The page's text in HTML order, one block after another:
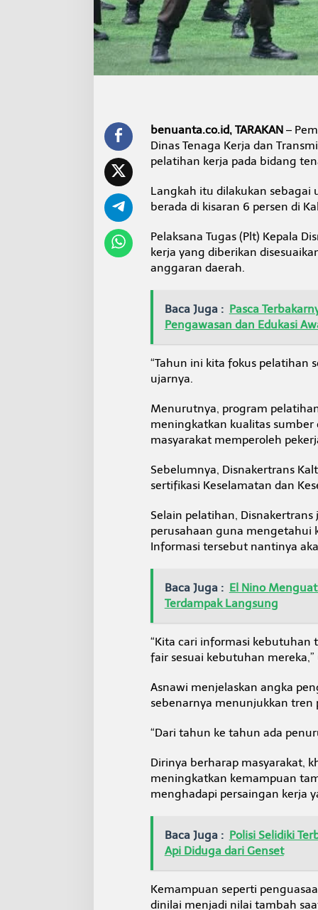
n
s
K
a
l
a
k
a
u
k
P
a
h
a
e
t
y
benuanta.co.id, TARAKAN–
Dinas Tenaga Kerja dan
pelatihan kerja pada bidang
Langkah itu dilakukan sebagai
berada di kisaran 6 persen di
Pelaksana Tugas (Plt) Kepala
kerja yang diberikan
anggaran daerah.
Baca Juga : Pasca
Pengawasan dan Edukasi
“Tahun ini kita fokus pelatihan
ujarnya.
Menurutnya, program
meningkatkan kualitas sumber
masyarakat memperoleh
Sebelumnya, Disnakertrans
sertifikasi Keselamatan dan
Selain pelatihan,
perusahaan guna mengetahui
Informasi tersebut nantinya
Baca Juga : El Nino
Terdampak Langsung
“Kita cari informasi kebutuhan
fair sesuai kebutuhan mereka,”
Asnawi menjelaskan angka
sebenarnya menunjukkan
“Dari tahun ke tahun ada
Dirinya berharap masyarakat,
meningkatkan kemampuan
menghadapi persaingan kerja
Baca Juga : Polisi Selidiki
Api Diduga dari Genset
Kemampuan seperti
dinilai menjadi nilai tambah